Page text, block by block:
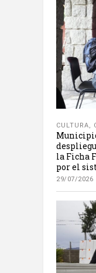
CULTURA,
la Ficha
por el
29/07/2026